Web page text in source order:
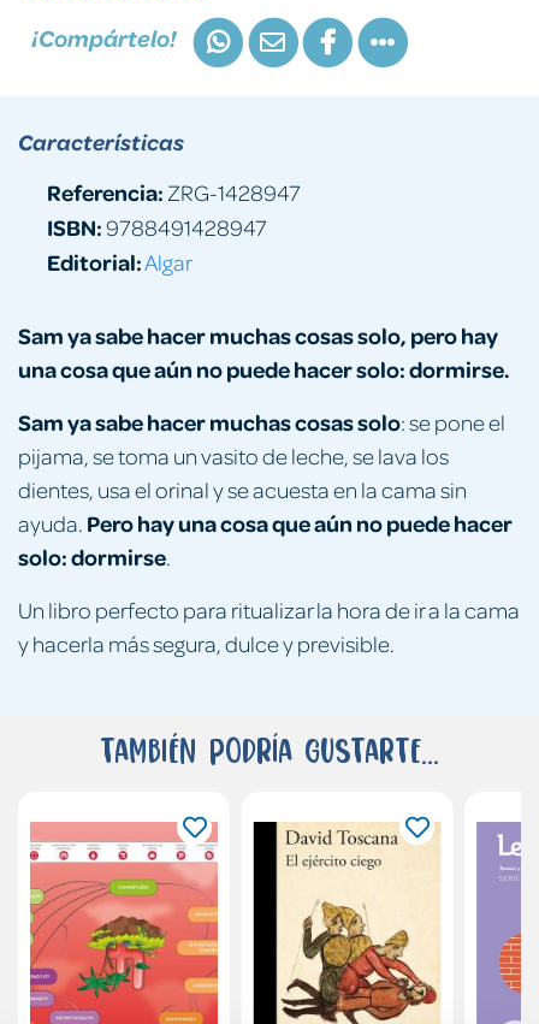
¡Compártelo!
Sam ya sabe hacer muchas cosas solo, pero hay
una cosa que aún no puede hacer solo: dormirse.
Sam ya sabe hacer muchas cosas solo: se pone el
pijama, se toma un vasito de leche, se lava los
dientes, usa el orinal y se acuesta en la cama sin
ayuda. Pero hay una cosa que aún no puede hacer
solo: dormirse.
Un libro perfecto para ritualizar la hora de ir a la cama
y hacerla más segura, dulce y previsible.
Características
Referencia: ZRG-1428947
ISBN:9788491428947
Editorial:Algar
También podría gustarte...